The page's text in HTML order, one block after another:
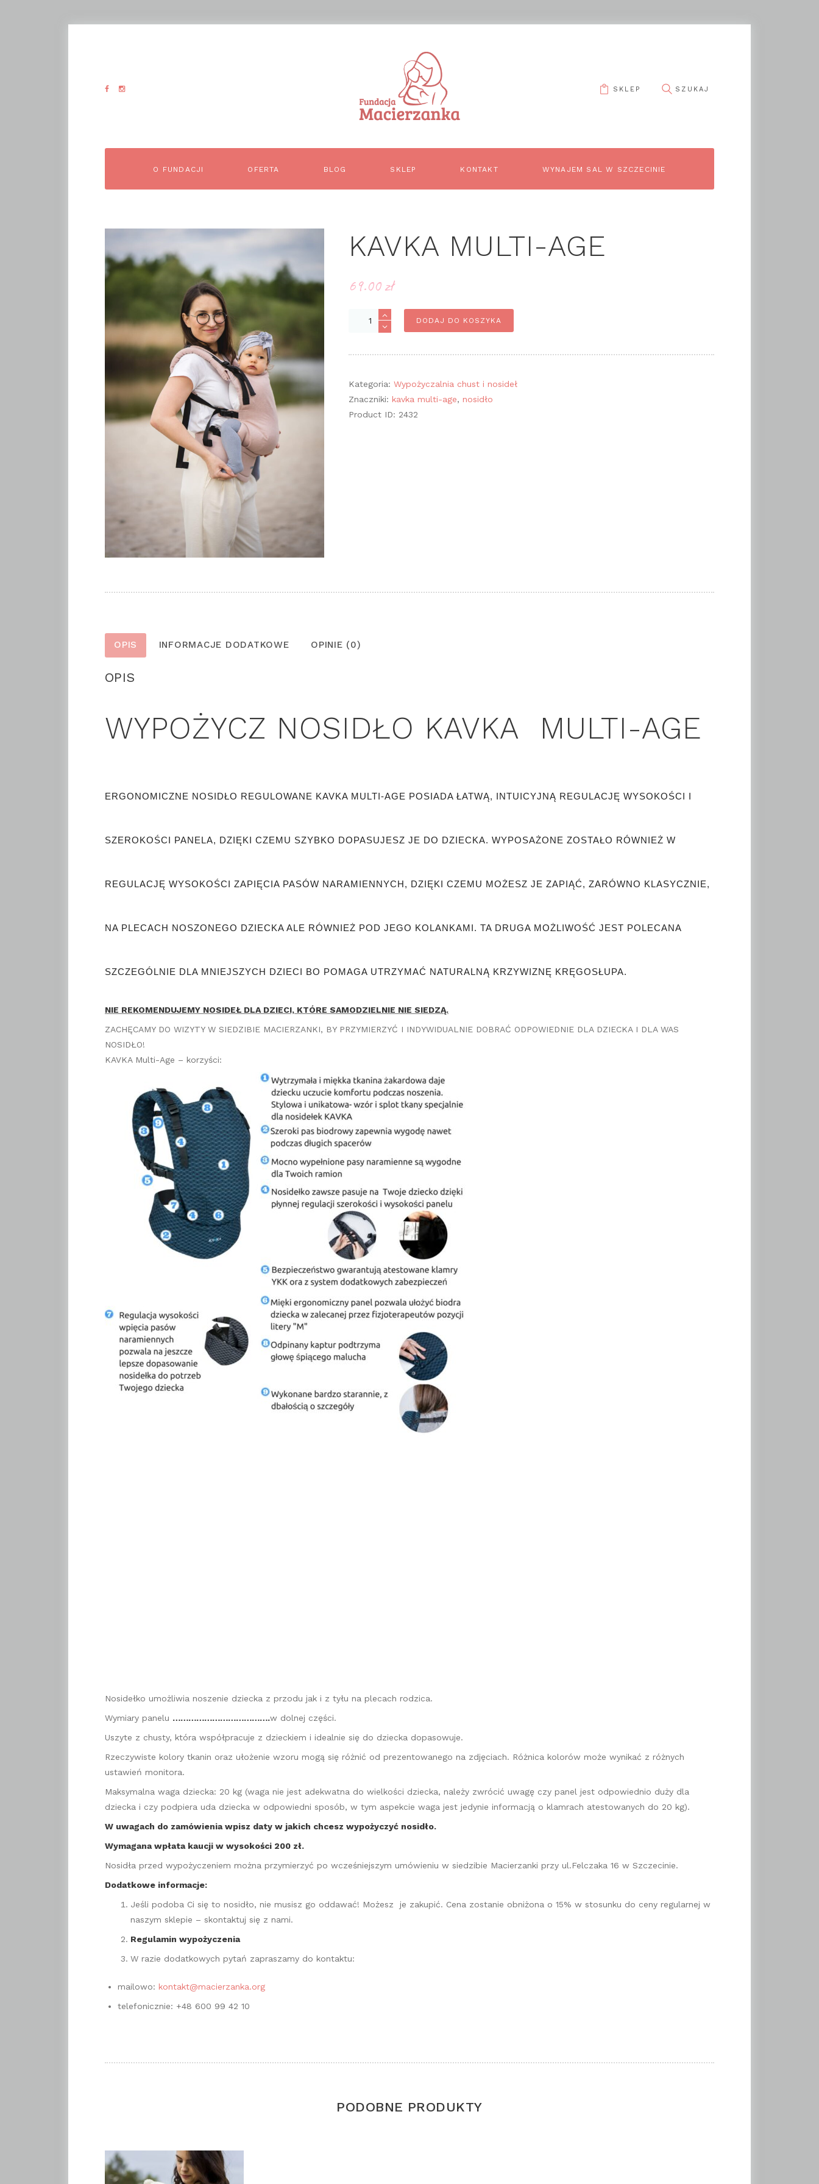
SKLEP
O FUNDACJI OFERTA BLOG SKLEP KONTAKT WYNAJEM SAL W SZCZECINIE
KAVKA MULTI-AGE
69.00zł
DODAJ DO KOSZYKA
Kategoria: Wypożyczalnia chust i nosideł
Znaczniki: kavka multi-age, nosidło
Product ID: 2432
OPIS INFORMACJE DODATKOWE OPINIE (0)
OPIS
WYPOŻYCZ NOSIDŁO KAVKA MULTI-AGE
ERGONOMICZNE NOSIDŁO REGULOWANE KAVKA MULTI-AGE POSIADA ŁATWĄ, INTUICYJNĄ REGULACJĘ WYSOKOŚCI I
SZEROKOŚCI PANELA, DZIĘKI CZEMU SZYBKO DOPASUJESZ JE DO DZIECKA. WYPOSAŻONE ZOSTAŁO RÓWNIEŻ W
REGULACJĘ WYSOKOŚCI ZAPIĘCIA PASÓW NARAMIENNYCH, DZIĘKI CZEMU MOŻESZ JE ZAPIĄĆ, ZARÓWNO KLASYCZNIE,
NA PLECACH NOSZONEGO DZIECKA ALE RÓWNIEŻ POD JEGO KOLANKAMI. TA DRUGA MOŻLIWOŚĆ JEST POLECANA
SZCZEGÓLNIE DLA MNIEJSZYCH DZIECI BO POMAGA UTRZYMAĆ NATURALNĄ KRZYWIZNĘ KRĘGOSŁUPA.
NIE REKOMENDUJEMY NOSIDEŁ DLA DZIECI, KTÓRE SAMODZIELNIE NIE SIEDZĄ.
ZACHĘCAMY DO WIZYTY W SIEDZIBIE MACIERZANKI, BY PRZYMIERZYĆ I INDYWIDUALNIE DOBRAĆ ODPOWIEDNIE DLA DZIECKA I DLA WAS
NOSIDŁO!
KAVKA Multi-Age – korzyści:
Nosidełko umożliwia noszenie dziecka z przodu jak i z tyłu na plecach rodzica.
Wymiary panelu ……………………………….w dolnej części.
Uszyte z chusty, która współpracuje z dzieckiem i idealnie się do dziecka dopasowuje.
Rzeczywiste kolory tkanin oraz ułożenie wzoru mogą się różnić od prezentowanego na zdjęciach. Różnica kolorów może wynikać z różnych
ustawień monitora.
Maksymalna waga dziecka: 20 kg (waga nie jest adekwatna do wielkości dziecka, należy zwrócić uwagę czy panel jest odpowiednio duży dla
dziecka i czy podpiera uda dziecka w odpowiedni sposób, w tym aspekcie waga jest jedynie informacją o klamrach atestowanych do 20 kg).
W uwagach do zamówienia wpisz daty w jakich chcesz wypożyczyć nosidło.
Wymagana wpłata kaucji w wysokości 200 zł.
Nosidła przed wypożyczeniem można przymierzyć po wcześniejszym umówieniu w siedzibie Macierzanki przy ul.Felczaka 16 w Szczecinie.
Dodatkowe informacje:
Jeśli podoba Ci się to nosidło, nie musisz go oddawać! Możesz je zakupić. Cena zostanie obniżona o 15% w stosunku do ceny regularnej w
naszym sklepie – skontaktuj się z nami.
Regulamin wypożyczenia
W razie dodatkowych pytań zapraszamy do kontaktu:
mailowo: kontakt@macierzanka.org
telefonicznie: +48 600 99 42 10
PODOBNE PRODUKTY